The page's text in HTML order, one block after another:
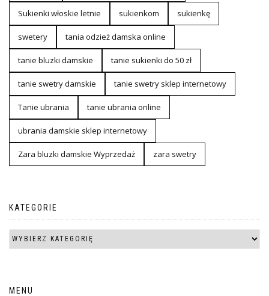
Sukienki włoskie letnie sukienkom sukienkę
swetery tania odzież damska online
tanie bluzki damskie tanie sukienki do 50 zł
tanie swetry damskie tanie swetry sklep internetowy
Tanie ubrania tanie ubrania online
ubrania damskie sklep internetowy
Zara bluzki damskie Wyprzedaż zara swetry
KATEGORIE
MENU